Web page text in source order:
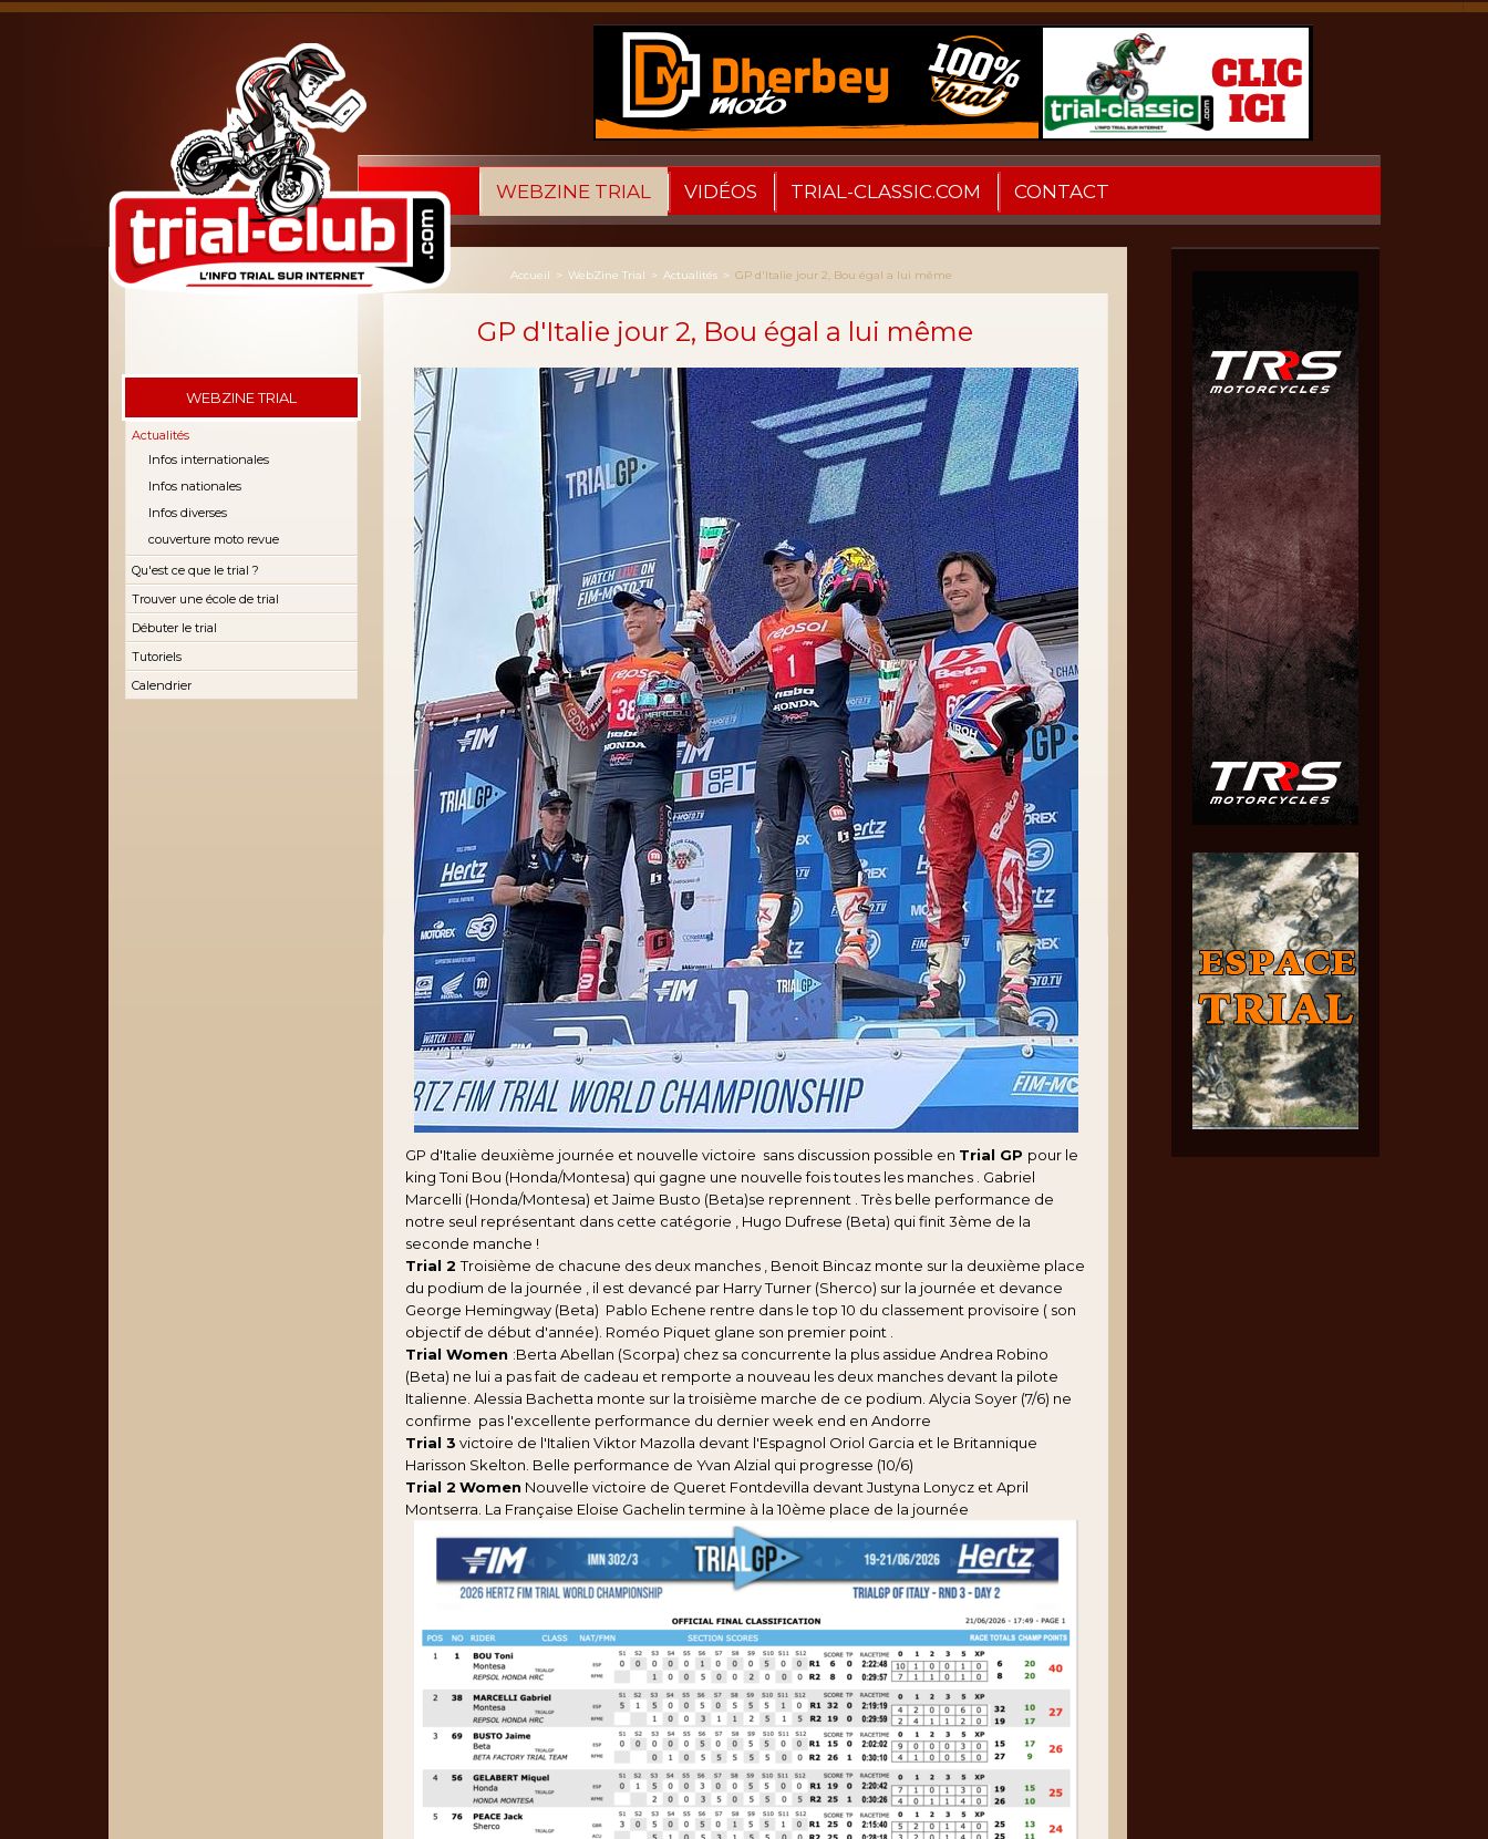
WEBZINE TRIAL VIDÉOS TRIAL-CLASSIC.COM CONTACT
WEBZINE TRIAL
Actualités
Infos internationales
Infos nationales
Infos diverses
couverture moto revue
Qu'est ce que le trial ?
Trouver une école de trial
Débuter le trial
Tutoriels
Calendrier
Accueil > WebZine Trial > Actualités > GP d'Italie jour 2, Bou égal a lui même
GP d'Italie jour 2, Bou égal a lui même
GP d'Italie deuxième journée et nouvelle victoire sans discussion possible en Trial GP pour le
king Toni Bou (Honda/Montesa) qui gagne une nouvelle fois toutes les manches . Gabriel
Marcelli (Honda/Montesa) et Jaime Busto (Beta)se reprennent . Très belle performance de
notre seul représentant dans cette catégorie , Hugo Dufrese (Beta) qui finit 3ème de la
seconde manche !
Trial 2Troisième de chacune des deux manches , Benoit Bincaz monte sur la deuxième place
du podium de la journée , il est devancé par Harry Turner (Sherco) sur la journée et devance
George Hemingway (Beta) Pablo Echene rentre dans le top 10 du classement provisoire ( son
objectif de début d'année). Roméo Piquet glane son premier point .
Trial Women :Berta Abellan (Scorpa) chez sa concurrente la plus assidue Andrea Robino
(Beta) ne lui a pas fait de cadeau et remporte a nouveau les deux manches devant la pilote
Italienne. Alessia Bachetta monte sur la troisième marche de ce podium. Alycia Soyer (7/6) ne
confirme pas l'excellente performance du dernier week end en Andorre
Trial 3 victoire de l'Italien Viktor Mazolla devant l'Espagnol Oriol Garcia et le Britannique
Harisson Skelton. Belle performance de Yvan Alzial qui progresse (10/6)
Trial 2 Women Nouvelle victoire de Queret Fontdevilla devant Justyna Lonycz et April
Montserra. La Française Eloise Gachelin termine à la 10ème place de la journée